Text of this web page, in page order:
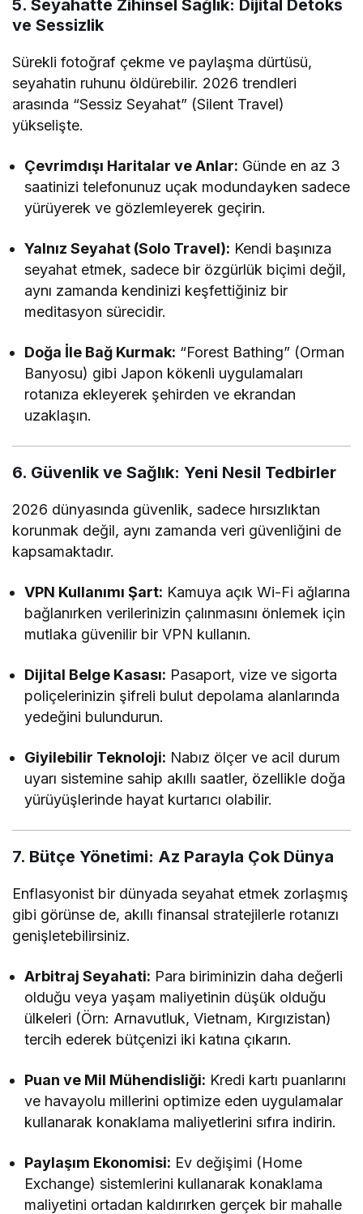
5. Seyahatte Zihinsel Sağlık: Dijital Detoks
ve Sessizlik
Sürekli fotoğraf çekme ve paylaşma dürtüsü,
seyahatin ruhunu öldürebilir. 2026 trendleri
arasında “Sessiz Seyahat” (Silent Travel)
yükselişte.
Çevrimdışı Haritalar ve Anlar: Günde en az 3
saatinizi telefonunuz uçak modundayken sadece
yürüyerek ve gözlemleyerek geçirin.
Yalnız Seyahat (Solo Travel): Kendi başınıza
seyahat etmek, sadece bir özgürlük biçimi değil,
aynı zamanda kendinizi keşfettiğiniz bir
meditasyon sürecidir.
Doğa İle Bağ Kurmak: “Forest Bathing” (Orman
Banyosu) gibi Japon kökenli uygulamaları
rotanıza ekleyerek şehirden ve ekrandan
uzaklaşın.
6. Güvenlik ve Sağlık: Yeni Nesil Tedbirler
2026 dünyasında güvenlik, sadece hırsızlıktan
korunmak değil, aynı zamanda veri güvenliğini de
kapsamaktadır.
VPN Kullanımı Şart: Kamuya açık Wi-Fi ağlarına
bağlanırken verilerinizin çalınmasını önlemek için
mutlaka güvenilir bir VPN kullanın.
Dijital Belge Kasası: Pasaport, vize ve sigorta
poliçelerinizin şifreli bulut depolama alanlarında
yedeğini bulundurun.
Giyilebilir Teknoloji: Nabız ölçer ve acil durum
uyarı sistemine sahip akıllı saatler, özellikle doğa
yürüyüşlerinde hayat kurtarıcı olabilir.
7. Bütçe Yönetimi: Az Parayla Çok Dünya
Enflasyonist bir dünyada seyahat etmek zorlaşmış
gibi görünse de, akıllı finansal stratejilerle rotanızı
genişletebilirsiniz.
Arbitraj Seyahati: Para biriminizin daha değerli
olduğu veya yaşam maliyetinin düşük olduğu
ülkeleri (Örn: Arnavutluk, Vietnam, Kırgızistan)
tercih ederek bütçenizi iki katına çıkarın.
Puan ve Mil Mühendisliği: Kredi kartı puanlarını
ve havayolu millerini optimize eden uygulamalar
kullanarak konaklama maliyetlerini sıfıra indirin.
Paylaşım Ekonomisi: Ev değişimi (Home
Exchange) sistemlerini kullanarak konaklama
maliyetini ortadan kaldırırken gerçek bir mahalle